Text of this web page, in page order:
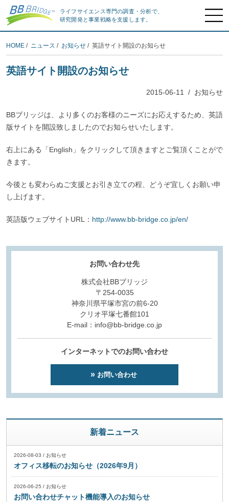
ライフサイエンス専門の調査・分析で、
研究開発と事業戦略を支援します。
HOME / ニュース / お知らせ / 英語サイト開設のお知らせ
英語サイト開設のお知らせ
2015-06-11 / お知らせ
BBブリッジは、より多くのお客様のニーズにお応えするため、英語
版サイトを開設致しましたのでお知らせいたします。
右上にある「English」をクリックして頂きますとご覧頂くことがで
きます。
今後とも変わらぬご支援とお引き立ての程、どうぞ宜しくお願い申
し上げます。
英語版ウェブサイトURL： http://www.bb-bridge.co.jp/en/
お問い合わせ先
株式会社BBブリッジ
〒254-0035
神奈川県平塚市宮の前6-20
クリオ平塚七番館101
E-mail：info@bb-bridge.co.jp
インターネットでのお問い合わせ
お問い合わせ
新着ニュース
2026-08-03 / お知らせ
オフィス移転のお知らせ（2026年9月）
2026-06-25 / お知らせ
お問い合わせチャット機能導入のお知らせ